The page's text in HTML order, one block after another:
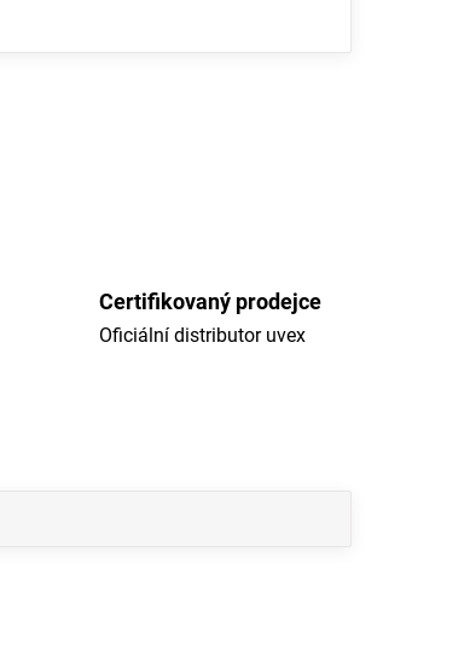
Certifikovaný prodejce
Oficiální distributor uvex